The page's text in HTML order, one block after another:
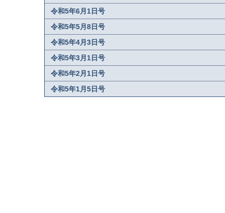
令和5年6月1日号
令和5年5月8日号
令和5年4月3日号
令和5年3月1日号
令和5年2月1日号
令和5年1月5日号